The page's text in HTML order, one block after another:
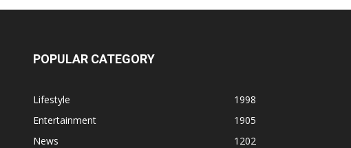
POPULAR CATEGORY
Lifestyle
1998
Entertainment
1905
News
1202